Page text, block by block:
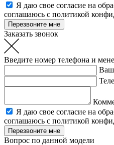
Я даю свое согласие на
соглашаюсь с политикой
Заказать звонок
Введите номер телефона и
Я даю свое согласие на
соглашаюсь с политикой
Вопрос по данной модели